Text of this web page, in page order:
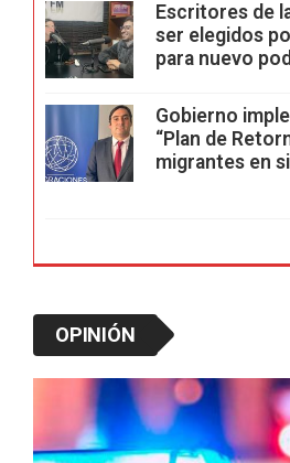
Escritores de
ser elegidos
para nuevo
Gobierno
“Plan de
migrantes en
OPINIÓN